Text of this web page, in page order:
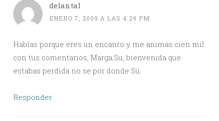
delantal
ENERO 7, 2009 A LAS 4:29 PM
Hablas porque eres un encanto y me animas cien mil
con tus comentarios, Marga.Su, bienvenida que
estabas perdida no se por donde Su.
Responder